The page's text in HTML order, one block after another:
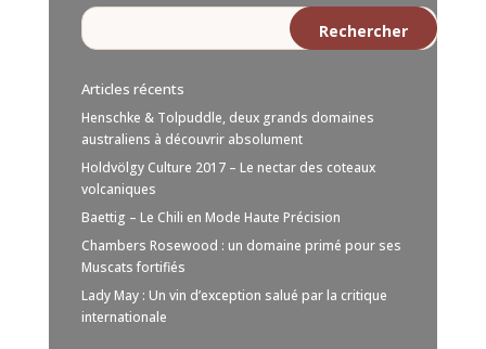
Articles récents
Henschke & Tolpuddle, deux grands domaines
australiens à découvrir absolument
Holdvölgy Culture 2017 – Le nectar des coteaux
volcaniques
Baettig – Le Chili en Mode Haute Précision
Chambers Rosewood : un domaine primé pour ses
Muscats fortifiés
Lady May : Un vin d’exception salué par la critique
internationale